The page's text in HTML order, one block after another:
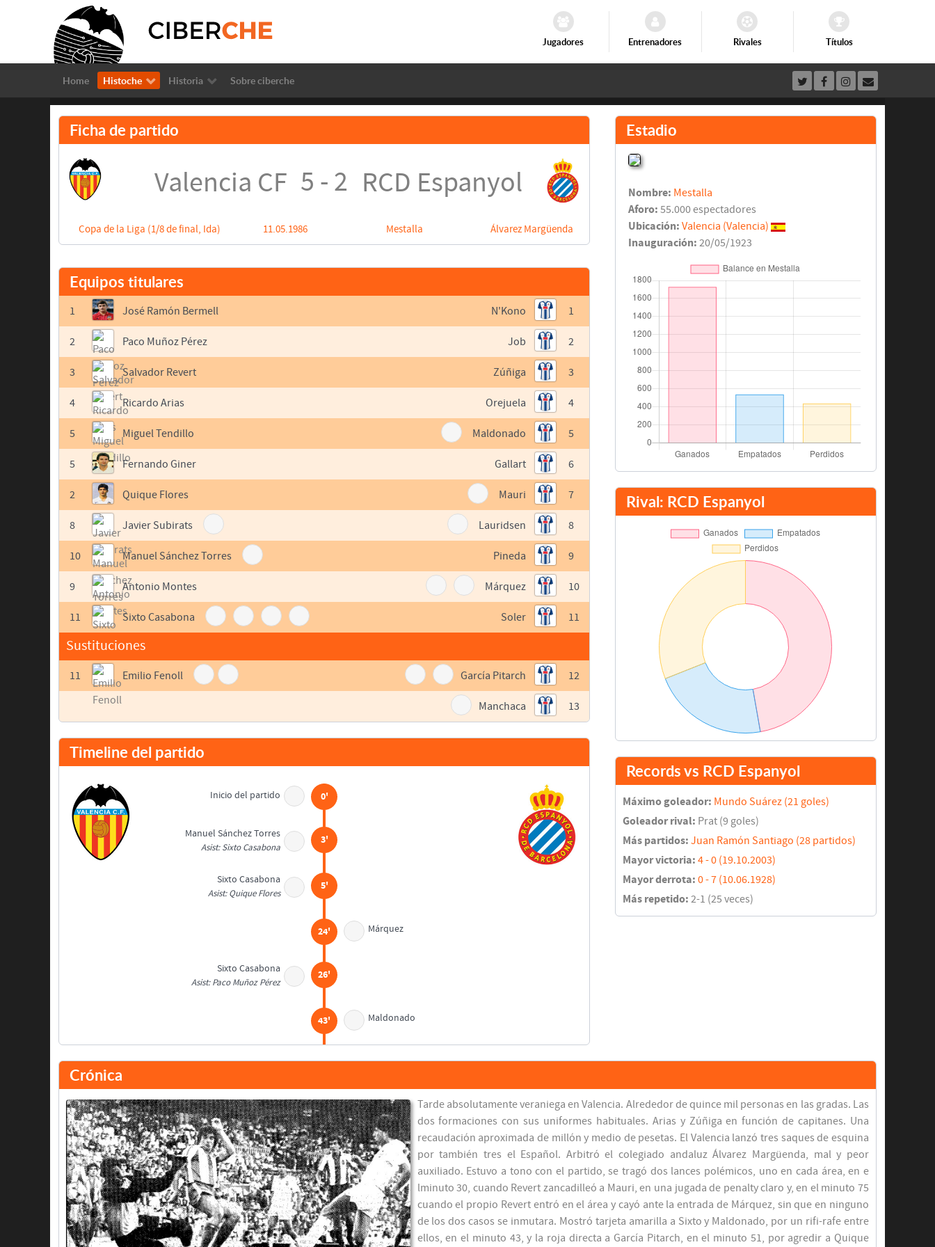
Jugadores Entrenadores Rivales Títulos
Home Histoche Historia Sobre ciberche
Ficha de partido
Valencia CF 5 - 2 RCD Espanyol
Copa de la Liga (1/8 de final, Ida) 11.05.1986 Mestalla Álvarez Margüenda
Equipos titulares
1 José Ramón Bermell
2 Paco Muñoz Pérez
3 Salvador Revert
4 Ricardo Arias
5 Miguel Tendillo
5 Fernando Giner
2 Quique Flores
8 Javier Subirats
10 Manuel Sánchez Torres
9 Antonio Montes
11 Sixto Casabona
Sustituciones
11 Emilio Fenoll
1
N'Kono
2
Job
3
Zúñiga
4
Orejuela
5
Maldonado
6
Gallart
7
Mauri
8
Lauridsen
9
Pineda
10
Márquez
11
Soler
12
García Pitarch
13
Manchaca
Timeline del partido
Inicio del partido 0'
Manuel Sánchez Torres
Asist: Sixto Casabona
3'
Sixto Casabona
Asist: Quique Flores
5'
Márquez
24'
Sixto Casabona
Asist: Paco Muñoz Pérez
26'
Maldonado
43'
Sixto Casabona 43'
Descanso 45'
García Pitarch
Lauridsen
45'
García Pitarch
51'
Mauri
55'
Estadio
Nombre: Mestalla
Aforo: 55.000 espectadores
Ubicación: Valencia (Valencia)
Inauguración: 20/05/1923
Rival: RCD Espanyol
Records vs RCD Espanyol
Máximo goleador: Mundo Suárez (21 goles)
Goleador rival: Prat (9 goles)
Más partidos: Juan Ramón Santiago (28 partidos)
Mayor victoria: 4 - 0 (19.10.2003)
Mayor derrota: 0 - 7 (10.06.1928)
Más repetido: 2-1 (25 veces)
Crónica
Tarde absolutamente veraniega en Valencia. Alrededor de quince mil personas en las gradas. Las
dos formaciones con sus uniformes habituales. Arias y Zúñiga en función de capitanes. Una
recaudación aproximada de millón y medio de pesetas. El Valencia lanzó tres saques de esquina
por también tres el Español. Arbitró el colegiado andaluz Álvarez Margüenda, mal y peor
auxiliado. Estuvo a tono con el partido, se tragó dos lances polémicos, uno en cada área, en e
lminuto 30, cuando Revert zancadilleó a Mauri, en una jugada de penalty claro y, en el minuto 75
cuando el propio Revert entró en el área y cayó ante la entrada de Márquez, sin que en ninguno
de los dos casos se inmutara. Mostró tarjeta amarilla a Sixto y Maldonado, por un rifi-rafe entre
ellos, en el minuto 43, y la roja directa a García Pitarch, en el minuto 51, por agredir a Quique